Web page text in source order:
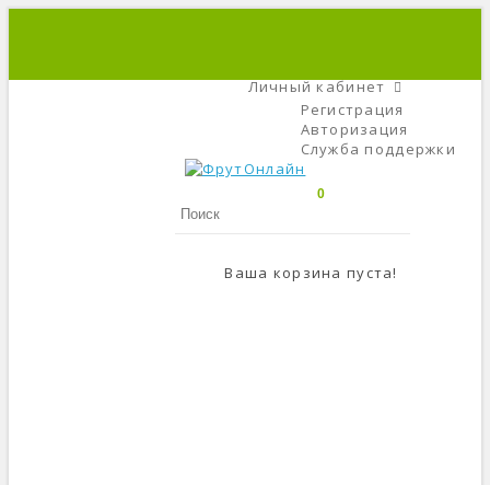
Личный кабинет
Регистрация
Авторизация
Служба поддержки
0
Ваша корзина пуста!